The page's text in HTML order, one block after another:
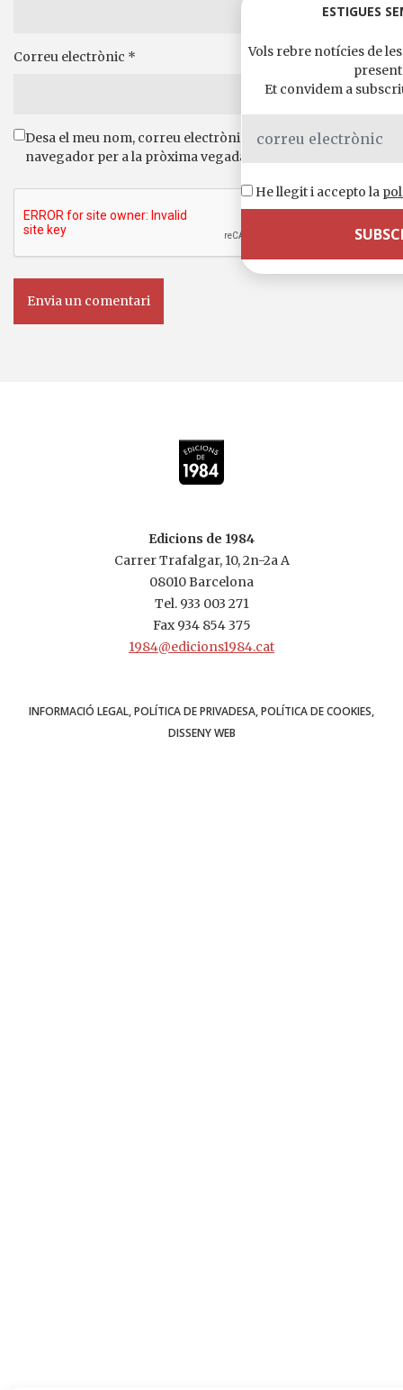
Correu electrònic *
Desa el meu nom, correu electrònic i lloc web en aquest
navegador per a la pròxima vegada que comenti.
Edicions de 1984
Carrer Trafalgar, 10, 2n-2a A
08010 Barcelona
Tel. 933 003 271
Fax 934 854 375
1984@edicions1984.cat
INFORMACIÓ LEGAL POLÍTICA DE PRIVADESA POLÍTICA DE COOKIES
DISSENY WEB
ESTIGUES
Vols rebre notícies de
Et convidem a
He llegit i accepto la